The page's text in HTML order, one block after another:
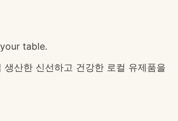
table.
생산한 신선하고 건강한 로컬 유제품을